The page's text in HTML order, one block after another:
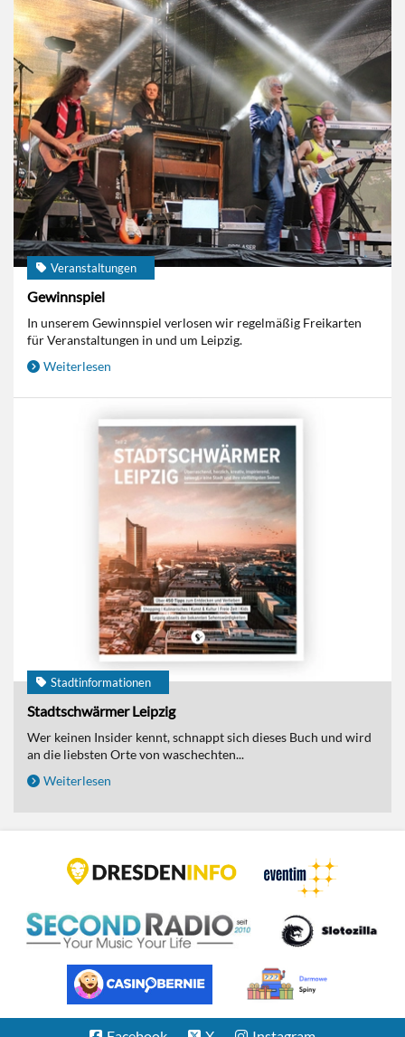
Veranstaltungen
Gewinnspiel
In unserem Gewinnspiel verlosen wir regelmäßig Freikarten
für Veranstaltungen in und um Leipzig.
Weiterlesen
Stadtinformationen
Stadtschwärmer Leipzig
Wer keinen Insider kennt, schnappt sich dieses Buch und wird
an die liebsten Orte von waschechten...
Weiterlesen